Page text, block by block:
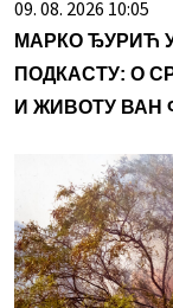
09. 08. 2026 10:05
МАРКО ЂУРИЋ
ПОДКАСТУ: О
И ЖИВОТУ ВАН